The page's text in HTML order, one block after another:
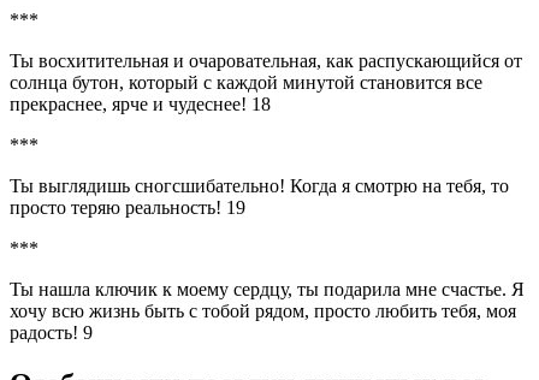
***
Ты восхитительная и очаровательная, как распускающийся от
солнца бутон, который с каждой минутой становится все
прекраснее, ярче и чудеснее! 18
***
Ты выглядишь сногсшибательно! Когда я смотрю на тебя, то
просто теряю реальность! 19
***
Ты нашла ключик к моему сердцу, ты подарила мне счастье. Я
хочу всю жизнь быть с тобой рядом, просто любить тебя, моя
радость! 9